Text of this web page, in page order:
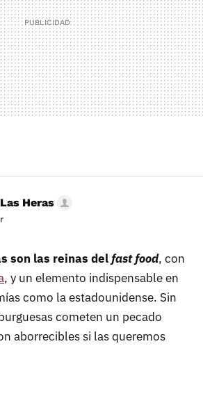
Heras
son las reinas delfast food, con
, y un elemento indispensable en
como la estadounidense. Sin
cometen un pecado
aborrecibles si las queremos